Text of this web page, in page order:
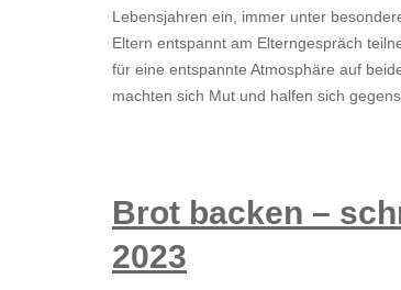
Lebensjahren ein, immer unter
Eltern entspannt am Elterngespräch
für eine entspannte Atmosphäre auf
machten sich Mut und halfen sich
Brot backen –
2023